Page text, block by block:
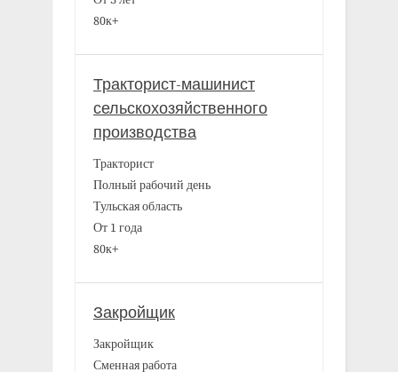
80к+
Тракторист-машинист
сельскохозяйственного
производства
Тракторист
Полный рабочий день
Тульская область
От 1 года
80к+
Закройщик
Закройщик
Сменная работа